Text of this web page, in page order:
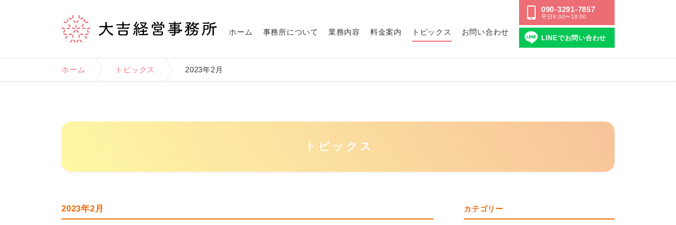
090-3291-7857
平日9:00〜18:00
LINEでお問い合わせ
ホーム 事務所について 業務内容 料金案内 トピックス お問い合わせ
ホーム トピックス 2023年2月
トピックス
2023年2月 カテゴリー